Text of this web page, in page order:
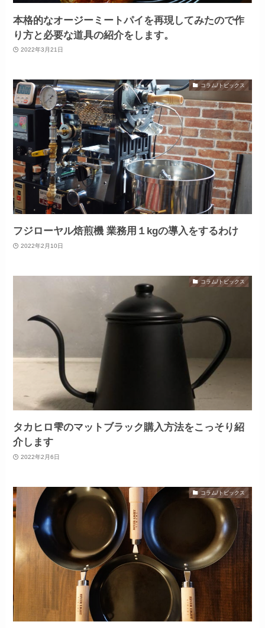
本格的なオージーミートパイを再現してみたので作
り方と必要な道具の紹介をします。
2022年3月21日
コラム/トピックス
フジローヤル焙煎機 業務用１kgの導入をするわけ
2022年2月10日
コラム/トピックス
タカヒロ雫のマットブラック購入方法をこっそり紹
介します
2022年2月6日
コラム/トピックス